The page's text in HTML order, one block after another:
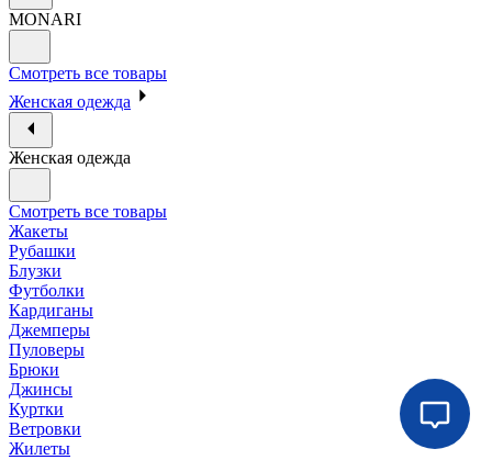
MONARI
Смотреть все товары
Женская одежда
Женская одежда
Смотреть все товары
Жакеты
Рубашки
Блузки
Футболки
Кардиганы
Джемперы
Пуловеры
Брюки
Джинсы
Куртки
Ветровки
Жилеты